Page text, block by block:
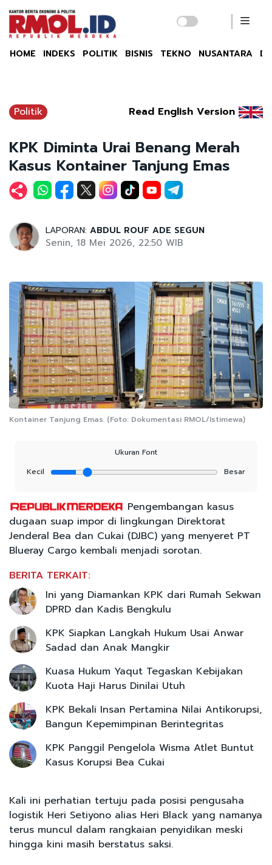
HOME INDEKS POLITIK BISNIS TEKNO NUSANTARA
Politik Read English Version
KPK Diminta Urai Benang Merah
Kasus Kontainer Tanjung Emas
LAPORAN: ABDUL ROUF ADE SEGUN
Senin, 18 Mei 2026, 22:50 WIB
Kontainer Tanjung Emas. (Foto: Dokumentasi RMOL/Istimewa)
Ukuran Font
Kecil
Besar
Pengembangan kasus
dugaan suap impor di lingkungan Direktorat
Jenderal Bea dan Cukai (DJBC) yang menyeret PT
Blueray Cargo kembali menjadi sorotan.
BERITA TERKAIT:
Ini yang Diamankan KPK dari Rumah Sekwan
DPRD dan Kadis Bengkulu
KPK Siapkan Langkah Hukum Usai Anwar
Sadad dan Anak Mangkir
Kuasa Hukum Yaqut Tegaskan Kebijakan
Kuota Haji Harus Dinilai Utuh
KPK Bekali Insan Pertamina Nilai Antikorupsi,
Bangun Kepemimpinan Berintegritas
KPK Panggil Pengelola Wisma Atlet Buntut
Kasus Korupsi Bea Cukai
Kali ini perhatian tertuju pada posisi pengusaha
logistik Heri Setiyono alias Heri Black yang namanya
terus muncul dalam rangkaian penyidikan meski
hingga kini masih berstatus saksi.